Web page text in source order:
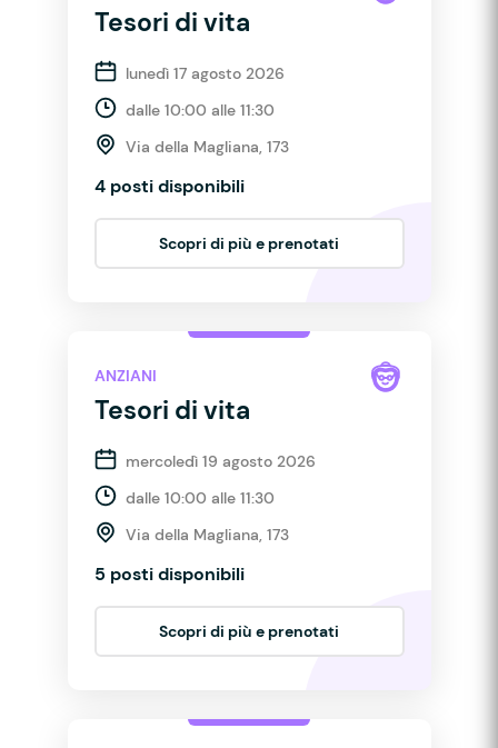
Tesori di vita
lunedì 17 agosto 2026
dalle 10:00 alle 11:30
Via della Magliana, 173
4 posti disponibili
Scopri di più e prenotati
ANZIANI
Tesori di vita
mercoledì 19 agosto 2026
dalle 10:00 alle 11:30
Via della Magliana, 173
5 posti disponibili
Scopri di più e prenotati